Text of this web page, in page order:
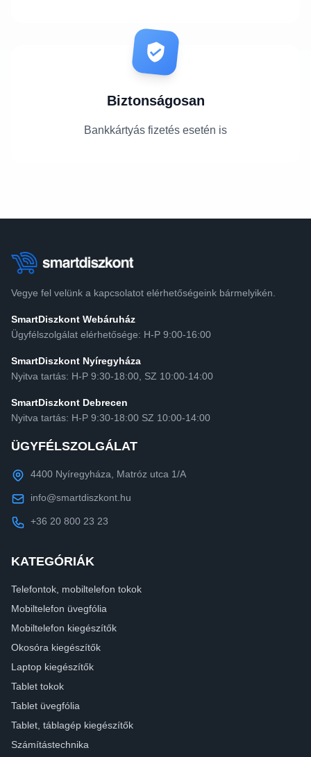
Biztonságosan
Bankkártyás fizetés esetén is
Vegye fel velünk a kapcsolatot elérhetőségeink bármelyikén.
SmartDiszkont Webáruház
Ügyfélszolgálat elérhetősége: H-P 9:00-16:00
SmartDiszkont Nyíregyháza
Nyitva tartás: H-P 9:30-18:00, SZ 10:00-14:00
SmartDiszkont Debrecen
Nyitva tartás: H-P 9:30-18:00 SZ 10:00-14:00
ÜGYFÉLSZOLGÁLAT
4400 Nyíregyháza, Matróz utca 1/A
info@smartdiszkont.hu
+36 20 800 23 23
KATEGÓRIÁK
Telefontok, mobiltelefon tokok
Mobiltelefon üvegfólia
Mobiltelefon kiegészítők
Okosóra kiegészítők
Laptop kiegészítők
Tablet tokok
Tablet üvegfólia
Tablet, táblagép kiegészítők
Számítástechnika